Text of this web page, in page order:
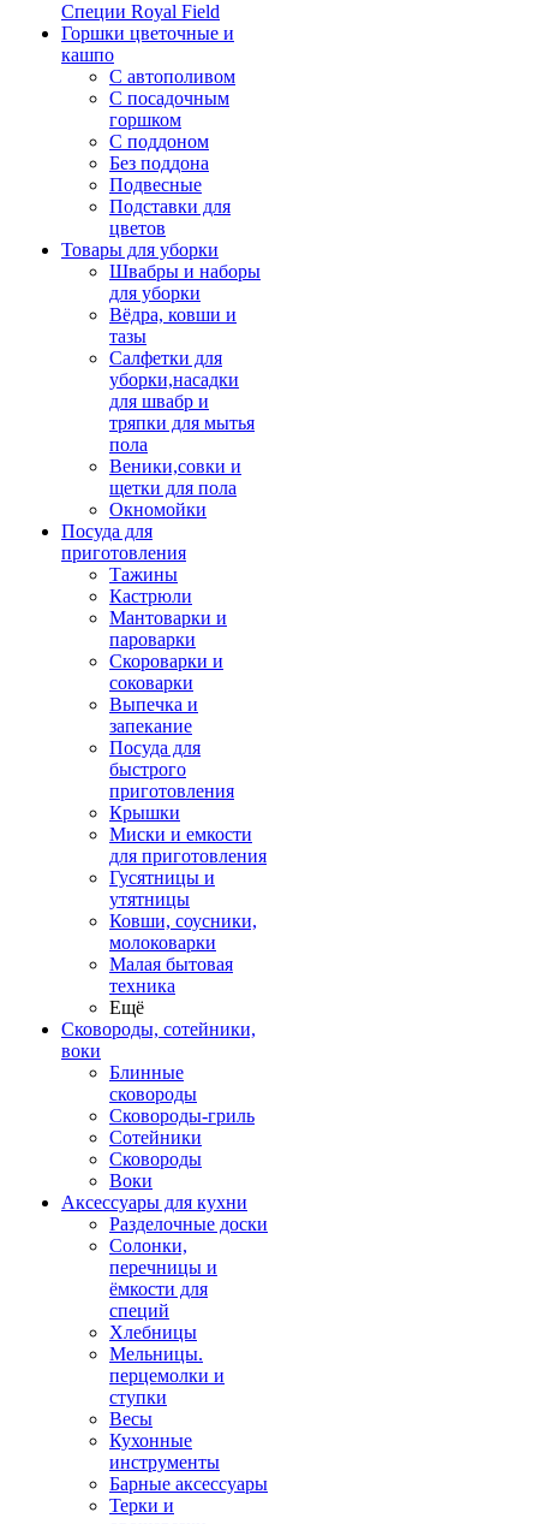
Специи Royal Field
Горшки цветочные и
кашпо
С автополивом
С посадочным
горшком
С поддоном
Без поддона
Подвесные
Подставки для
цветов
Товары для уборки
Швабры и наборы
для уборки
Вёдра, ковши и
тазы
Салфетки для
уборки,насадки
для швабр и
тряпки для мытья
пола
Веники,совки и
щетки для пола
Окномойки
Посуда для
приготовления
Тажины
Кастрюли
Мантоварки и
пароварки
Скороварки и
соковарки
Выпечка и
запекание
Посуда для
быстрого
приготовления
Крышки
Миски и емкости
для приготовления
Гусятницы и
утятницы
Ковши, соусники,
молоковарки
Малая бытовая
техника
Ещё
Сковороды, сотейники,
воки
Блинные
сковороды
Сковороды-гриль
Сотейники
Сковороды
Воки
Аксессуары для кухни
Разделочные доски
Солонки,
перечницы и
ёмкости для
специй
Хлебницы
Мельницы.
перцемолки и
ступки
Весы
Кухонные
инструменты
Барные аксессуары
Терки и